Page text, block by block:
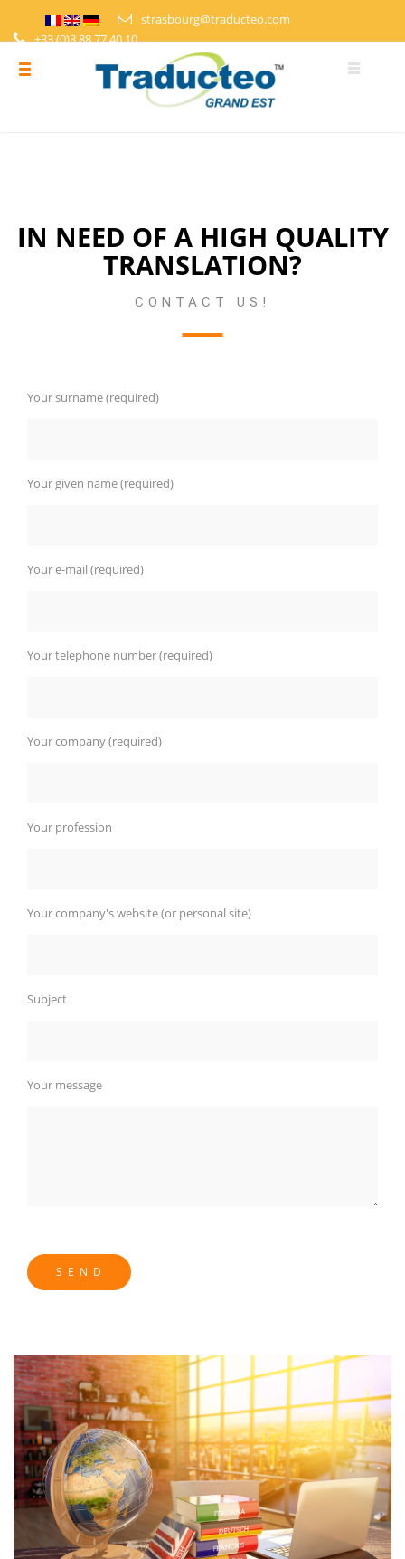
strasbourg@traducteo.com
+33 (0)3 88 77 40 10
DEMANDE DE DEVIS
ESPACE PERSONNEL
IN NEED OF A HIGH QUALITY
TRANSLATION?
CONTACT US!
Your surname (required)
Your given name (required)
Your e-mail (required)
Your telephone number (required)
Your company (required)
Your profession
Your company's website (or personal site)
Subject
Your message